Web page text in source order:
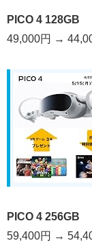
PICO 4 128GB
49,000円 →
PICO 4 256GB
59,400円 →